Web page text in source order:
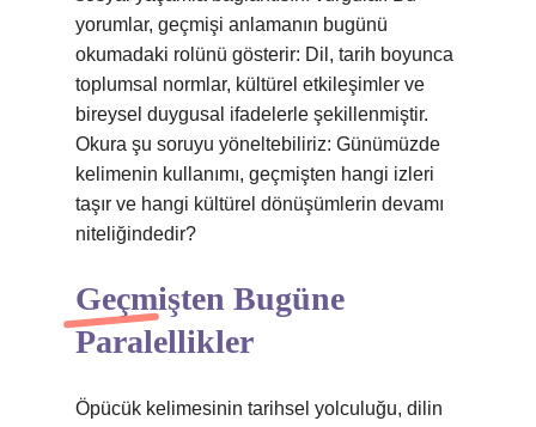
yorumlar, geçmişi anlamanın bugünü
okumadaki rolünü gösterir: Dil, tarih boyunca
toplumsal normlar, kültürel etkileşimler ve
bireysel duygusal ifadelerle şekillenmiştir.
Okura şu soruyu yöneltebiliriz: Günümüzde
kelimenin kullanımı, geçmişten hangi izleri
taşır ve hangi kültürel dönüşümlerin devamı
niteliğindedir?
Geçmişten Bugüne
Paralellikler
Öpücük kelimesinin tarihsel yolculuğu, dilin